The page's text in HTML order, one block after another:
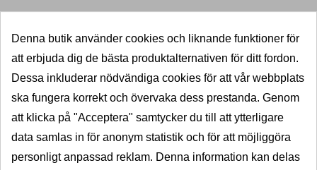
SNABB LEVERANS
5000 dragkrokar i lager
KVALITET
Välkända varumärken
PRISGARANTI
Denna butik använder cookies och liknande funktioner för
att erbjuda dig de bästa produktalternativen för ditt fordon.
Dessa inkluderar nödvändiga cookies för att vår webbplats
ska fungera korrekt och övervaka dess prestanda. Genom
att klicka på "Acceptera" samtycker du till att ytterligare
data samlas in för anonym statistik och för att möjliggöra
personligt anpassad reklam. Denna information kan delas